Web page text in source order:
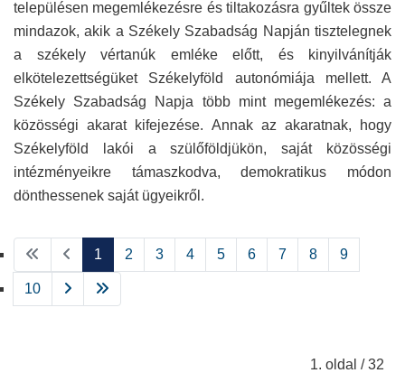
településen megemlékezésre és tiltakozásra gyűltek össze
mindazok, akik a Székely Szabadság Napján tisztelegnek
a székely vértanúk emléke előtt, és kinyilvánítják
elkötelezettségüket Székelyföld autonómiája mellett. A
Székely Szabadság Napja több mint megemlékezés: a
közösségi akarat kifejezése. Annak az akaratnak, hogy
Székelyföld lakói a szülőföldjükön, saját közösségi
intézményeikre támaszkodva, demokratikus módon
dönthessenek saját ügyeikről.
1. oldal / 32
1 2 3 4 5 6 7 8 9
10